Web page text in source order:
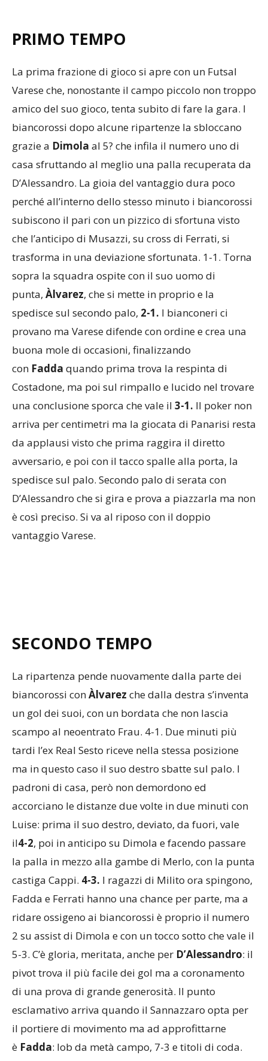
PRIMO TEMPO
Varese che, nonostante il campo piccolo non troppo
amico del suo gioco, tenta subito di fare la gara. I
biancorossi dopo alcune ripartenze la sbloccano
grazie aDimolaal 5? che infila il numero uno di
casa sfruttando al meglio una palla recuperata da
D’Alessandro. La gioia del vantaggio dura poco
perché all’interno dello stesso minuto i biancorossi
subiscono il pari con un pizzico di sfortuna visto
che l’anticipo di Musazzi, su cross di Ferrati, si
trasforma in una deviazione sfortunata. 1-1. Torna
sopra la squadra ospite con il suo uomo di
punta,Àlvarez, che si mette in proprio e la
spedisce sul secondo palo,2-1. I bianconeri ci
provano ma Varese difende con ordine e crea una
buona mole di occasioni, finalizzando
conFaddaquando prima trova la respinta di
Costadone, ma poi sul rimpallo e lucido nel trovare
una conclusione sporca che vale il3-1.Il poker non
arriva per centimetri ma la giocata di Panarisi resta
da applausi visto che prima raggira il diretto
avversario, e poi con il tacco spalle alla porta, la
spedisce sul palo. Secondo palo di serata con
D’Alessandro che si gira e prova a piazzarla ma non
è così preciso. Si va al riposo con il doppio
vantaggio Varese.
SECONDO TEMPO
biancorossi conÀlvarezche dalla destra s’inventa
un gol dei suoi, con un bordata che non lascia
scampo al neoentrato Frau. 4-1. Due minuti più
tardi l’ex Real Sesto riceve nella stessa posizione
ma in questo caso il suo destro sbatte sul palo. I
padroni di casa, però non demordono ed
accorciano le distanze due volte in due minuti con
Luise: prima il suo destro, deviato, da fuori, vale
il4-2, poi in anticipo su Dimola e facendo passare
la palla in mezzo alla gambe di Merlo, con la punta
castiga Cappi.4-3.I ragazzi di Milito ora spingono,
Fadda e Ferrati hanno una chance per parte, ma a
ridare ossigeno ai biancorossi è proprio il numero
2 su assist di Dimola e con un tocco sotto che vale il
5-3. C’è gloria, meritata, anche perD’Alessandro: il
pivot trova il più facile dei gol ma a coronamento
di una prova di grande generosità. Il punto
esclamativo arriva quando il Sannazzaro opta per
il portiere di movimento ma ad approfittarne
è Fadda: lob da metà campo, 7-3 e titoli di coda.